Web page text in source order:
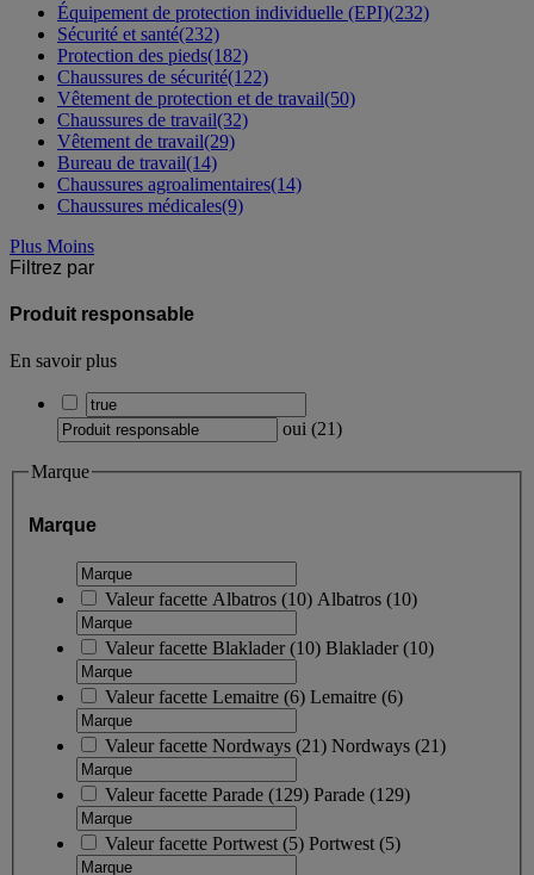
Équipement de protection individuelle (EPI)(232)
Sécurité et santé(232)
Protection des pieds(182)
Chaussures de sécurité(122)
Vêtement de protection et de travail(50)
Chaussures de travail(32)
Vêtement de travail(29)
Bureau de travail(14)
Chaussures agroalimentaires(14)
Chaussures médicales(9)
Plus Moins
Filtrez par
Produit responsable
En savoir plus
oui (21)
Marque
Marque
Valeur facette Albatros (10) Albatros (10)
Valeur facette Blaklader(10) Blaklader(10)
Valeur facette Lemaitre (6) Lemaitre (6)
Valeur facette Nordways (21) Nordways (21)
Valeur facette Parade (129) Parade (129)
Valeur facette Portwest(5) Portwest(5)